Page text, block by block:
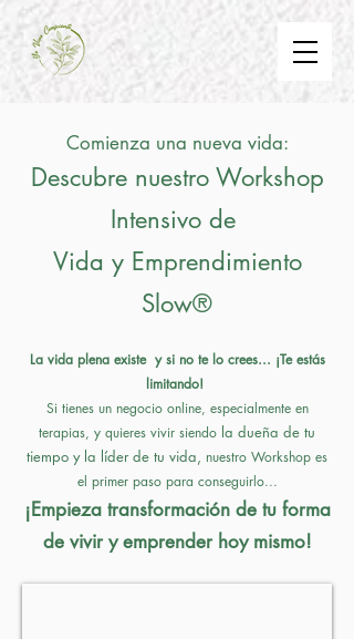
Comienza una nueva vida:
Descubre nuestro Workshop
Intensivo de
Vida y Emprendimiento
Slow®
La vida plena existe y si no te lo crees... ¡Te estás
limitando!
Si tienes un negocio online, especialmente en
terapias, y quieres vivir siendo la dueña de tu
tiempo y la líder de tu vida, nuestro Workshop es
el primer paso para conseguirlo...
¡Empieza transformación de tu forma
de vivir y emprender hoy mismo!